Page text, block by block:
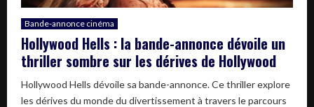
Bande-annonce cinéma
Hollywood Hells : la bande-annonce dévoile un
thriller sombre sur les dérives de Hollywood
Hollywood Hells dévoile sa bande-annonce. Ce thriller explore
les dérives du monde du divertissement à travers le parcours